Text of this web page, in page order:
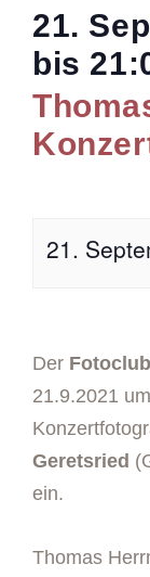
21.
bis
21.
Der
21.9.2021
Geretsried
ein.
Thomas